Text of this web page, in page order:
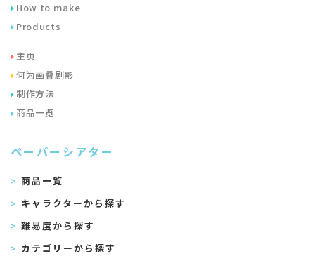
How to make
Products
主页
何为画叠剧影
制作方法
商品一览
ペーパーシアター
商品一覧
キャラクターから探す
難易度から探す
カテゴリーから探す